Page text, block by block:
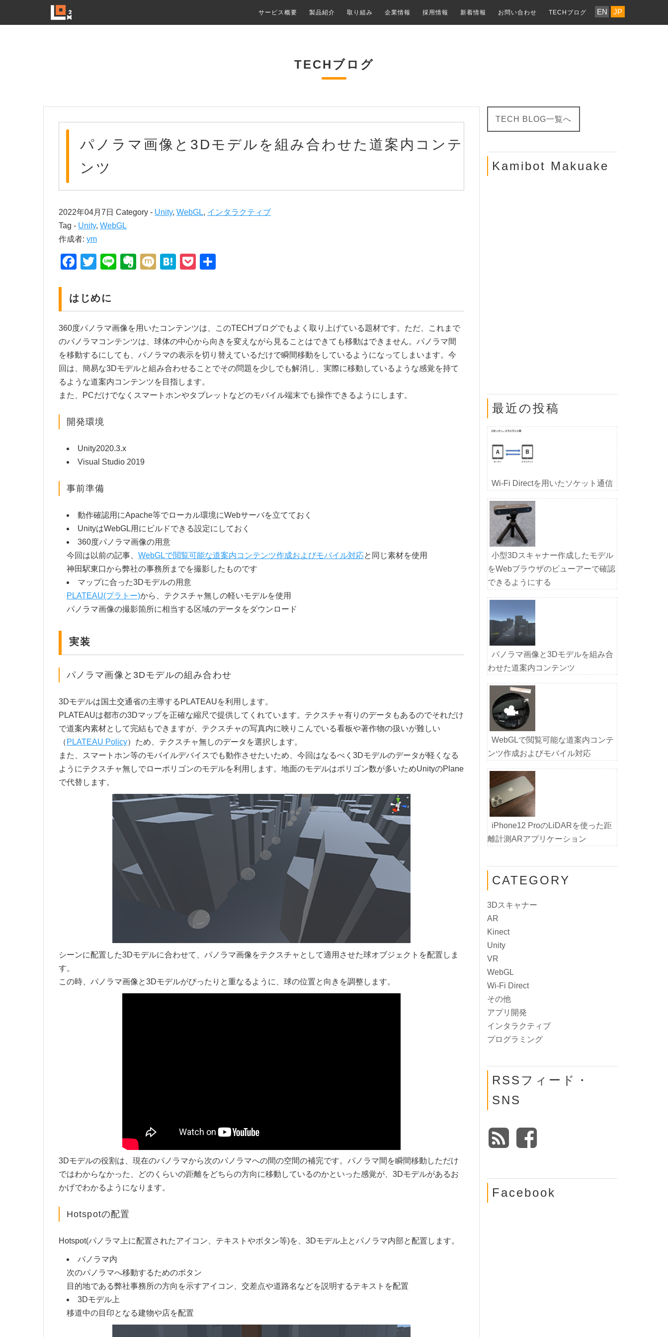
サービス概要 製品紹介 取り組み 企業情報 採用情報 新着情報 お問い合わせ TECHブログ EN JP
TECHブログ
パノラマ画像と3Dモデルを組み合わせた道案内コンテ
ンツ
2022年04月7日 Category - Unity, WebGL, インタラクティブ
Tag - Unity, WebGL
作成者: ym
Facebook
Twitter
LineEvernote
MixiHatenaPocket
はじめに
360度パノラマ画像を用いたコンテンツは、このTECHブログでもよく取り上げている題材です。ただ、これまで
のパノラマコンテンツは、球体の中心から向きを変えながら見ることはできても移動はできません。パノラマ間
を移動するにしても、パノラマの表示を切り替えているだけで瞬間移動をしているようになってしまいます。今
回は、簡易な3Dモデルと組み合わせることでその問題を少しでも解消し、実際に移動しているような感覚を持て
るような道案内コンテンツを目指します。
また、PCだけでなくスマートホンやタブレットなどのモバイル端末でも操作できるようにします。
開発環境
Unity2020.3.x
Visual Studio 2019
事前準備
動作確認用にApache等でローカル環境にWebサーバを立てておく
UnityはWebGL用にビルドできる設定にしておく
360度パノラマ画像の用意
今回は以前の記事、 WebGLで閲覧可能な道案内コンテンツ作成およびモバイル対応と同じ素材を使用
神田駅東口から弊社の事務所までを撮影したものです
マップに合った3Dモデルの用意
PLATEAU(プラトー)から、テクスチャ無しの軽いモデルを使用
パノラマ画像の撮影箇所に相当する区域のデータをダウンロード
実装
パノラマ画像と3Dモデルの組み合わせ
3Dモデルは国土交通省の主導するPLATEAUを利用します。
PLATEAUは都市の3Dマップを正確な縮尺で提供してくれています。テクスチャ有りのデータもあるのでそれだけ
で道案内素材として完結もできますが、テクスチャの写真内に映りこんでいる看板や著作物の扱いが難しい
（ PLATEAU Policy）ため、テクスチャ無しのデータを選択します。
また、スマートホン等のモバイルデバイスでも動作させたいため、今回はなるべく3Dモデルのデータが軽くなる
ようにテクスチャ無しでローポリゴンのモデルを利用します。地面のモデルはポリゴン数が多いためUnityのPlane
で代替します。
シーンに配置した3Dモデルに合わせて、パノラマ画像をテクスチャとして適用させた球オブジェクトを配置しま
す。
この時、パノラマ画像と3Dモデルがぴったりと重なるように、球の位置と向きを調整します。
3Dモデルの役割は、現在のパノラマから次のパノラマへの間の空間の補完です。パノラマ間を瞬間移動しただけ
ではわからなかった、どのくらいの距離をどちらの方向に移動しているのかといった感覚が、3Dモデルがあるお
かげでわかるようになります。
Hotspotの配置
Hotspot(パノラマ上に配置されたアイコン、テキストやボタン等)を、3Dモデル上とパノラマ内部と配置します。
パノラマ内
次のパノラマへ移動するためのボタン
目的地である弊社事務所の方向を示すアイコン、交差点や道路名などを説明するテキストを配置
3Dモデル上
移道中の目印となる建物や店を配置
TECH BLOG一覧へ
Kamibot Makuake
最近の投稿
Wi-Fi Directを用いたソケット通信
小型3Dスキャナー作成したモデル
をWebブラウザのビューアーで確認
できるようにする
パノラマ画像と3Dモデルを組み合
わせた道案内コンテンツ
WebGLで閲覧可能な道案内コンテ
ンツ作成およびモバイル対応
iPhone12 ProのLiDARを使った距
離計測ARアプリケーション
CATEGORY
3Dスキャナー
AR
Kinect
Unity
VR
WebGL
Wi-Fi Direct
その他
アプリ開発
インタラクティブ
プログラミング
RSSフィード・
SNS
Facebook